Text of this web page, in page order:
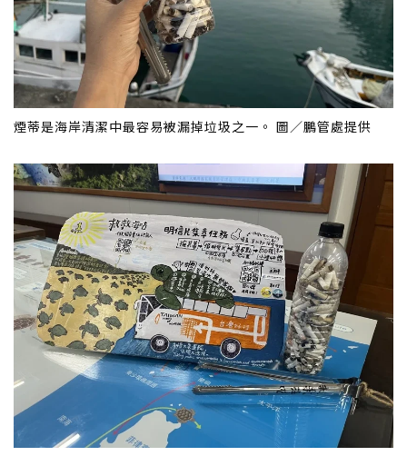
煙蒂是海岸清潔中最容易被漏掉垃圾之一。 圖／鵬管處提供